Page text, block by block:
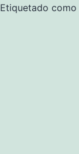
Etiquetado como